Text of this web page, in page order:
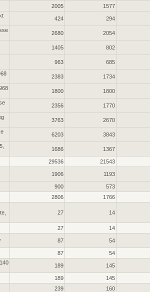
2005 1577
424 294
2680 2054
1405 802
963 685
2383 1734
1800 1800
2356 1770
3763 2670
6203 3843
1686 1367
29536 21543
1906 1193
900 573
2806 1766
27 14
27 14
87 54
87 54
189 145
189 145
239 160